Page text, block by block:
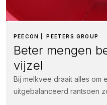
PEECON PEETERS GROUP
Beter mengen
vijzel
Bij melkvee draait alles om
uitgebalanceerd rantsoen